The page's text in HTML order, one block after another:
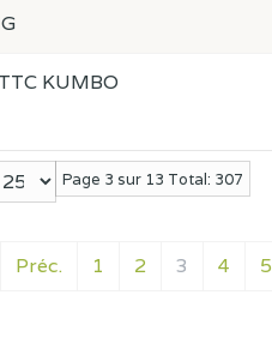
Page 3 sur 13 Total: 307
Préc. 1 2 3 4 5
KUMBO